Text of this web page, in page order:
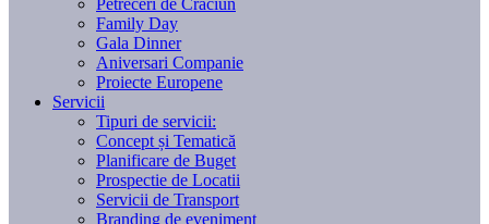
Petreceri de Craciun
Family Day
Gala Dinner
Aniversari Companie
Proiecte Europene
Servicii
Tipuri de servicii:
Concept și Tematică
Planificare de Buget
Prospectie de Locatii
Servicii de Transport
Branding de eveniment